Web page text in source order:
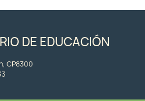
DE EDUCACIÓN
CP8300